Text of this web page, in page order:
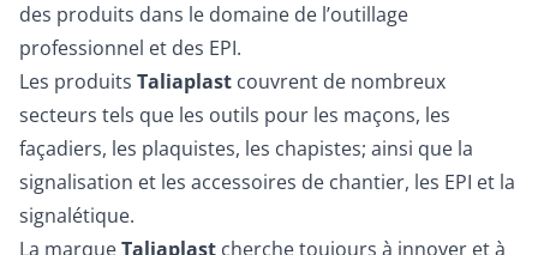
des produits dans le domaine de l’outillage
professionnel et des EPI.
Les produits Taliaplast couvrent de nombreux
secteurs tels que les outils pour les maçons, les
façadiers, les plaquistes, les chapistes; ainsi que la
signalisation et les accessoires de chantier, les EPI et la
signalétique.
La marqueTaliaplast cherche toujours à innover et à